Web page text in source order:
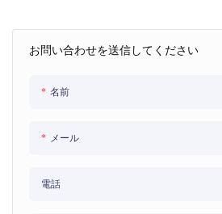
お問い合わせを送信してください
名前
メール
電話